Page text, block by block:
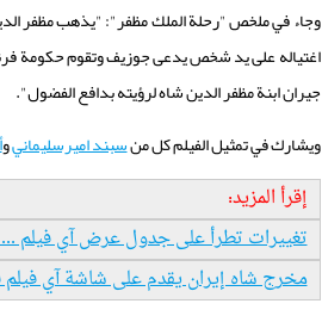
وجاء في ملخص "رحلة الملك مظفر": "يذهب مظفر
اغتياله على يد شخص يدعى جوزيف وتقوم حكومة
جيران ابنة مظفر الدين شاه لرؤيته بدافع الفضول".
ويشارك في تمثيل الفيلم كل منسبند اميرسليمانيو
إقرأ المزید:
تغييرات تطرأ على جدول عرض آي فيلم ...
مخرج شاه إيران يقدم على شاشة آي فيلم